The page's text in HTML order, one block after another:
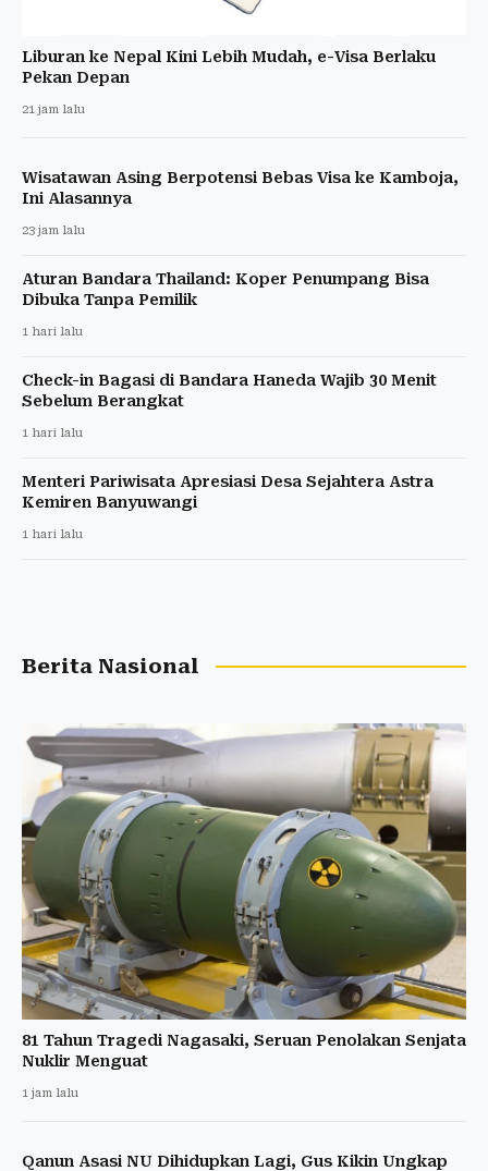
Liburan ke Nepal Kini Lebih Mudah, e-Visa Berlaku
Pekan Depan
21 jam lalu
Wisatawan Asing Berpotensi Bebas Visa ke Kamboja,
Ini Alasannya
23 jam lalu
Aturan Bandara Thailand: Koper Penumpang Bisa
Dibuka Tanpa Pemilik
1 hari lalu
Check-in Bagasi di Bandara Haneda Wajib 30 Menit
Sebelum Berangkat
1 hari lalu
Menteri Pariwisata Apresiasi Desa Sejahtera Astra
Kemiren Banyuwangi
1 hari lalu
Berita Nasional
81 Tahun Tragedi Nagasaki, Seruan Penolakan Senjata
Nuklir Menguat
1 jam lalu
Qanun Asasi NU Dihidupkan Lagi, Gus Kikin Ungkap